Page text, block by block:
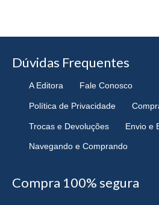
Dúvidas Frequentes
A Editora Fale Conosco
Política de Privacidade
Trocas e Devoluções Envio e
Navegando e Comprando
Compra 100% segura